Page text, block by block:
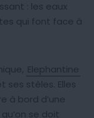
: les eaux
qui font face à
Elephantine
ses stèles. Elles
à bord d’une
se doit